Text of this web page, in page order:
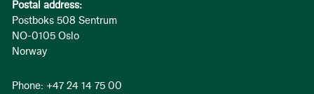
Postal address:
Postboks 508 Sentrum
NO-0105 Oslo
Norway
Phone: +47 24 14 75 00